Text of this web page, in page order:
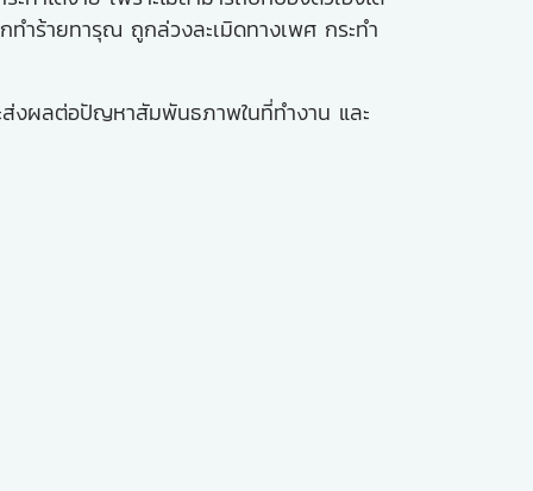
ทำร้ายทารุณ ถูกล่วงละเมิดทางเพศ กระทำ
งผลต่อปัญหาสัมพันธภาพในที่ทำงาน และ